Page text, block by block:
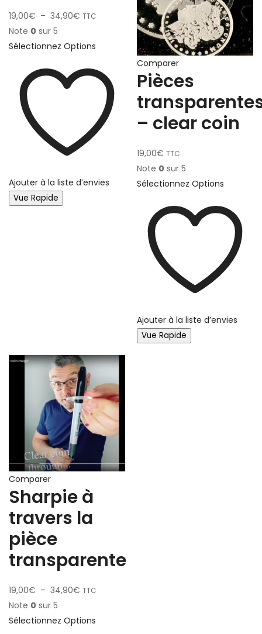
19,00€ – 34,90€ TTC
Note 0 sur 5
Sélectionnez Options
Ajouter à la liste d’envies
Vue Rapide
Comparer
Pièces
– clear coin
19,00€ TTC
Note 0 sur 5
Sélectionnez Options
Ajouter à la liste d’envies
Vue Rapide
Comparer
Sharpie à
travers la
pièce
transparente
19,00€ – 34,90€ TTC
Note 0 sur 5
Sélectionnez Options